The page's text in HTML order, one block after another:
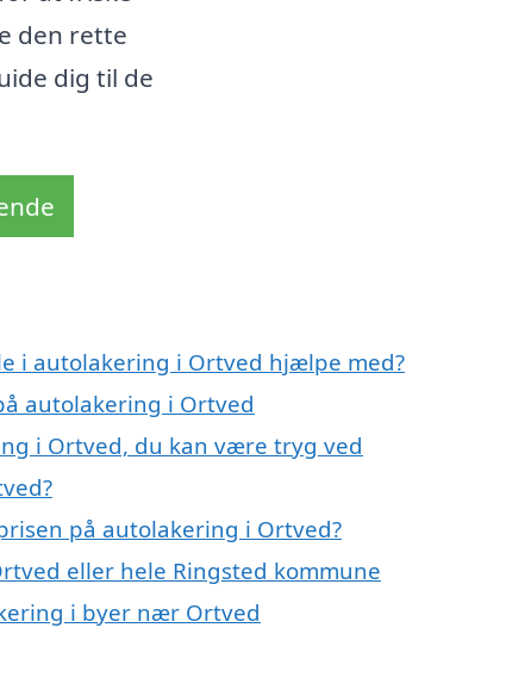
den rette
dig til de
i autolakering i Ortved hjælpe med?
autolakering i Ortved
i Ortved, du kan være tryg ved
på autolakering i Ortved?
eller hele Ringsted kommune
i byer nær Ortved